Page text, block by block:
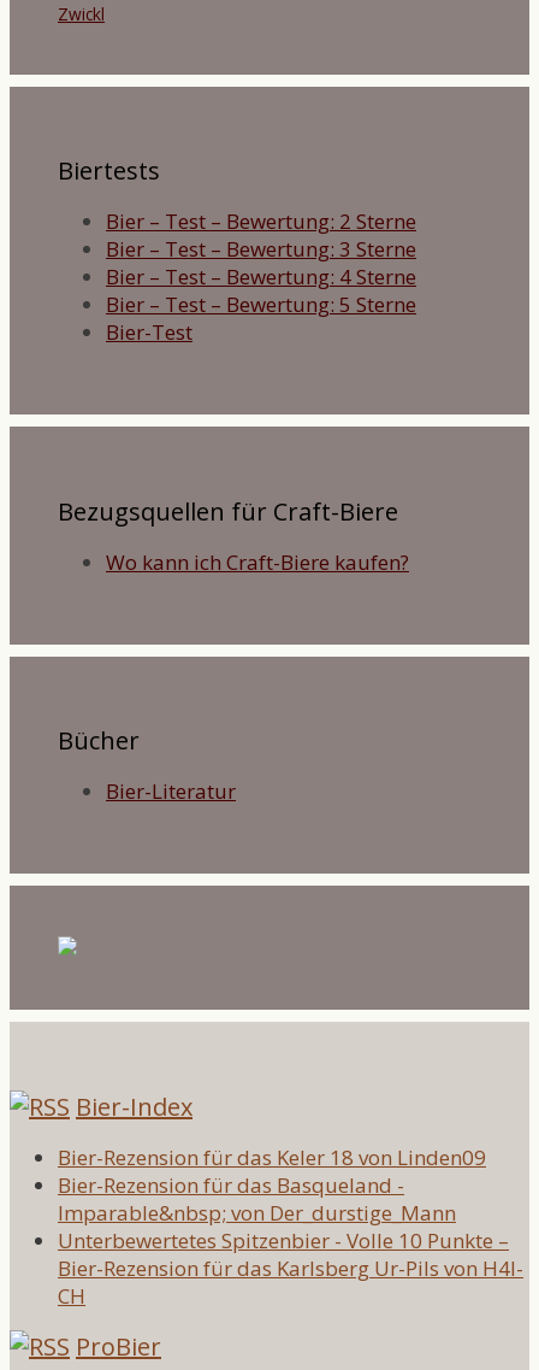
Zwickl
Biertests
Bier – Test – Bewertung: 2 Sterne
Bier – Test – Bewertung: 3 Sterne
Bier – Test – Bewertung: 4 Sterne
Bier – Test – Bewertung: 5 Sterne
Bier-Test
Bezugsquellen für Craft-Biere
Wo kann ich Craft-Biere kaufen?
Bücher
Bier-Literatur
Bier-Index
Bier-Rezension für das Keler 18 von Linden09
Bier-Rezension für das Basqueland -
Imparable&nbsp; von Der_durstige_Mann
Unterbewertetes Spitzenbier - Volle 10 Punkte –
Bier-Rezension für das Karlsberg Ur-Pils von H4l-
CH
ProBier